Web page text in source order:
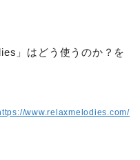
」はどう使うのか？を
www.relaxmelodies.com/